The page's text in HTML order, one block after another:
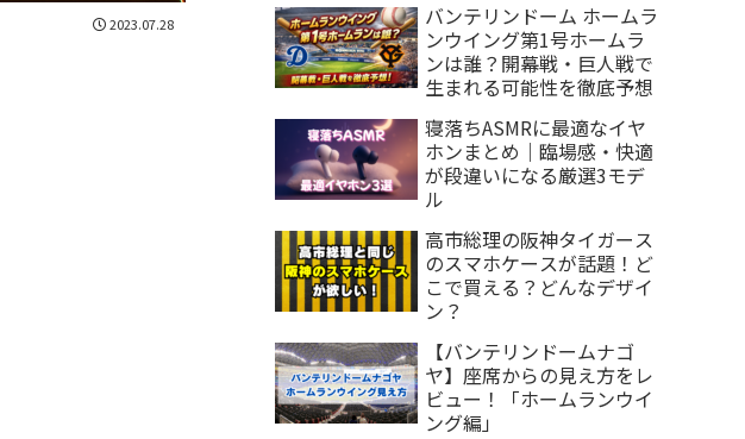
2023.07.28
バンテリンドーム ホームラ
ンウイング第1号ホームラ
ンは誰？開幕戦・巨人戦で
生まれる可能性を徹底予想
寝落ちASMRに最適なイヤ
ホンまとめ｜臨場感・快適
が段違いになる厳選3モデ
ル
高市総理の阪神タイガース
のスマホケースが話題！ど
こで買える？どんなデザイ
ン？
【バンテリンドームナゴ
ヤ】座席からの見え方をレ
ビュー！「ホームランウイ
ング編」